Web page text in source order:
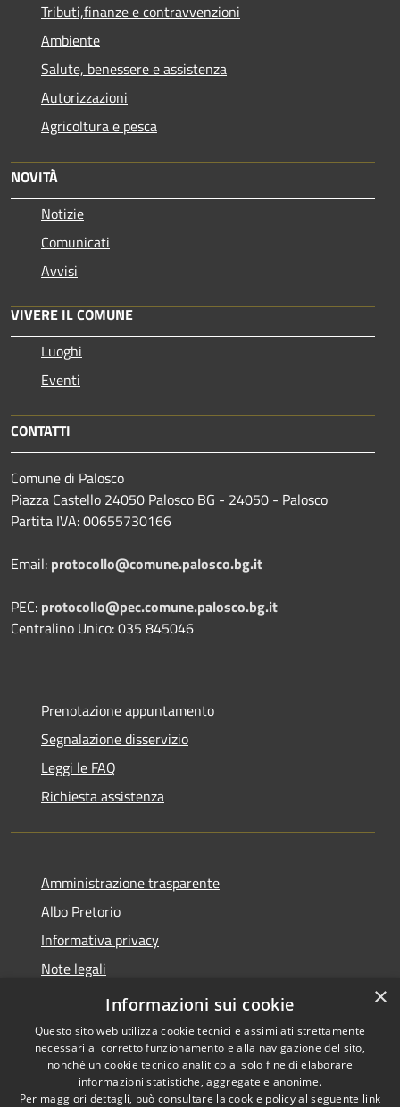
Tributi,finanze e contravvenzioni
Ambiente
Salute, benessere e assistenza
Autorizzazioni
Agricoltura e pesca
NOVITÀ
Notizie
Comunicati
Avvisi
VIVERE IL COMUNE
Luoghi
Eventi
CONTATTI
Comune di Palosco
Piazza Castello 24050 Palosco BG - 24050 - Palosco
Partita IVA: 00655730166
Email: protocollo@comune.palosco.bg.it
PEC: protocollo@pec.comune.palosco.bg.it
Centralino Unico: 035 845046
Prenotazione appuntamento
Segnalazione disservizio
Leggi le FAQ
Richiesta assistenza
Amministrazione trasparente
Albo Pretorio
Informativa privacy
Note legali
Dichiarazione di accessibilità
Copyright © 2026 • Comune di
×
Informazioni sui cookie
Questo sito web utilizza cookie tecnici e assimilati strettamente
necessari al corretto funzionamento e alla navigazione del sito,
nonché un cookie tecnico analitico al solo fine di elaborare
informazioni statistiche, aggregate e anonime.
Per maggiori dettagli, può consultare la cookie policy al seguente link